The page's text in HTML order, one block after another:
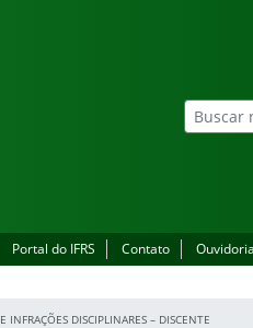
Portal do IFRS Contato Ouvidoria
DISCIPLINARES – DISCENTE